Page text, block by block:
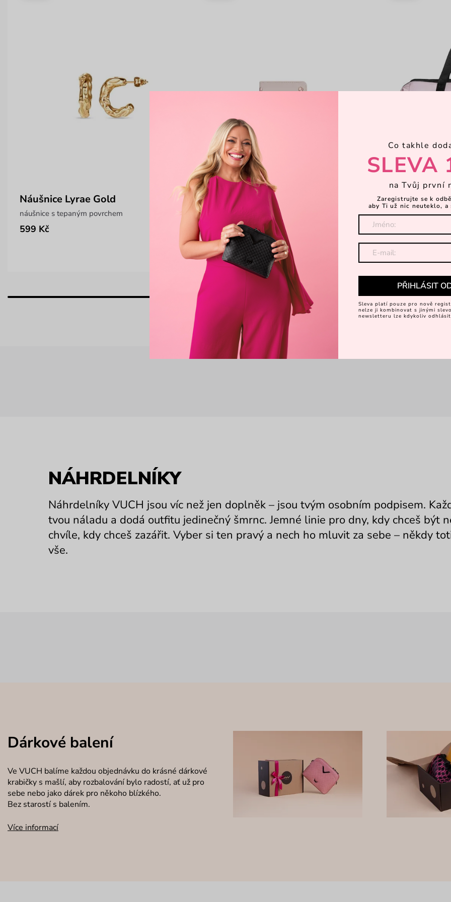
Náušnice Lyrae Gold
náušnice s tepaným povrchem
599 Kč
Pippa MN Beige
malá puntíkatá peněženka na patent
395 Kč 549 Kč
Deyna Pink
omyvatelná
779 Kč
NÁHRDELNÍKY
Náhrdelníky VUCH jsou víc než jen doplněk – jsou tvým osobním podpisem.
tvou náladu a dodá outfitu jedinečný šmrnc. Jemné linie pro dny, kdy chceš být
chvíle, kdy chceš zazářit. Vyber si ten pravý a nech ho mluvit za sebe – někdy
vše.
Dárkové balení
Ve VUCH balíme každou objednávku do krásné dárkové
krabičky s mašlí, aby rozbalování bylo radostí, ať už pro
sebe nebo jako dárek pro někoho blízkého.
Bez starostí s balením.
Více informací
Co takhle
SLEVA
na Tvůj první
Zaregistrujte se k
aby Ti už nic neuteklo, a
PŘIHLÁSIT
Sleva platí pouze pro nově
nelze ji kombinovat s jinými
newsletteru lze kdykoliv